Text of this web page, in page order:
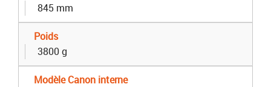
845 mm
Poids
3800 g
Modèle Canon interne